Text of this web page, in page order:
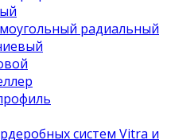
радиальный
систем Vitra и